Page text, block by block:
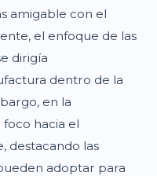
amigable con el
el enfoque de las
dirigía
dentro de la
en la
hacia el
destacando las
adoptar para